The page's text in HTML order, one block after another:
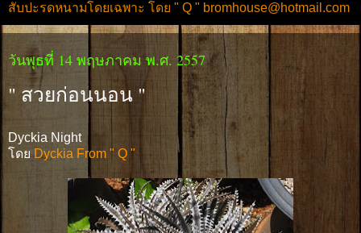
สับปะรดหนามโดยเฉพาะ โดย " Q " bromhouse@hotmail.com
วันพุธที่ 14 พฤษภาคม พ.ศ. 2557
" สวยก่อนนอน "
Dyckia Night
โดยDyckia From " Q "